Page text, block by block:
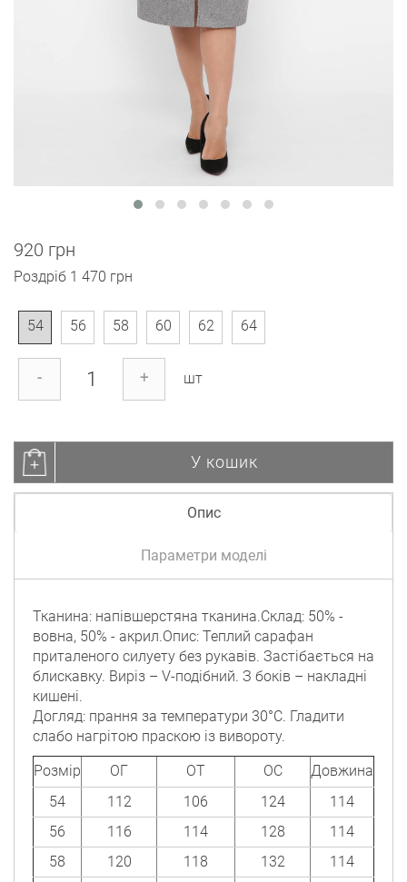
920 грн
Роздріб 1 470 грн
54 56 58 60 62 64
- + шт
У кошик
Опис
Параметри моделі
Тканина: напівшерстяна тканина.Склад: 50% -
вовна, 50% - акрил.Опис: Теплий сарафан
приталеного силуету без рукавів. Застібається на
блискавку. Виріз – V-подібний. З боків – накладні
кишені.
Догляд: прання за температури 30°C. Гладити
слабо нагрітою праскою із вивороту.
Розмір
ОГ ОТ ОС
Довжина
54
112 106 124
114
56
116 114 128
114
58
120 118 132
114